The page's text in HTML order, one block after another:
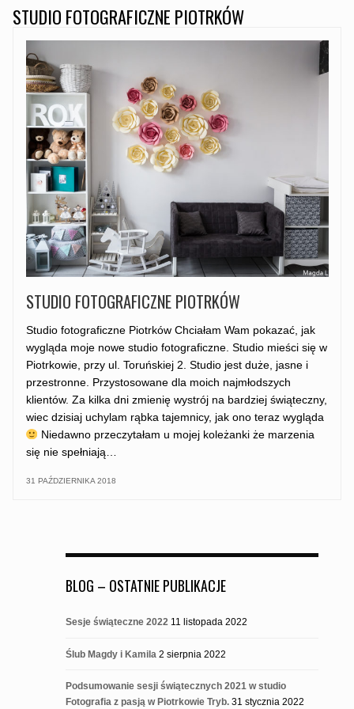
STUDIO FOTOGRAFICZNE PIOTRKÓW
STUDIO FOTOGRAFICZNE PIOTRKÓW
Studio fotograficzne Piotrków Chciałam Wam pokazać, jak
wygląda moje nowe studio fotograficzne. Studio mieści się w
Piotrkowie, przy ul. Toruńskiej 2. Studio jest duże, jasne i
przestronne. Przystosowane dla moich najmłodszych
klientów. Za kilka dni zmienię wystrój na bardziej świąteczny,
wiec dzisiaj uchylam rąbka tajemnicy, jak ono teraz wygląda
Niedawno przeczytałam u mojej koleżanki że marzenia
się nie spełniają…
31 PAŹDZIERNIKA 2018
BLOG – OSTATNIE PUBLIKACJE
Sesje świąteczne 2022 11 listopada 2022
Ślub Magdy i Kamila 2 sierpnia 2022
Podsumowanie sesji świątecznych 2021 w studio
Fotografia z pasją w Piotrkowie Tryb. 31 stycznia 2022